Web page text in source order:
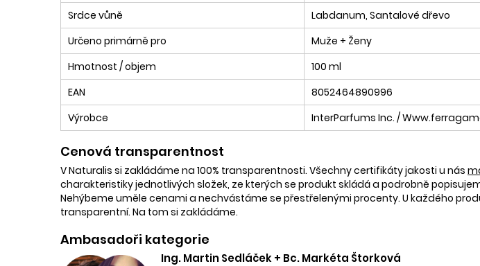
Srdce vůně
Labdanum, Santalové dřevo
Určeno primárně pro
Muže + Ženy
Hmotnost / objem
100 ml
EAN
8052464890996
Výrobce
InterParfums Inc. /
Cenová transparentnost
V Naturalis si zakládáme na 100% transparentnosti. Všechny certifikáty jakosti u nás
charakteristiky jednotlivých složek, ze kterých se produkt skládá a podrobně
Nehýbeme uměle cenami a nechvástáme se přestřelenými procenty. U každého
transparentní. Na tom si zakládáme.
Ambasadoři kategorie
Ing. Martin Sedláček + Bc. Markéta Štorková